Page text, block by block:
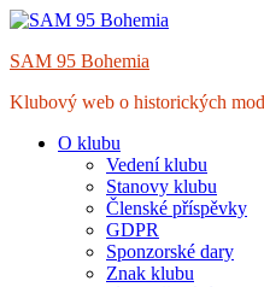
Skip
content
SAM 95 Bohemia
Klubový web o historických
O klubu
Vedení klubu
Stanovy klubu
Členské příspěvky
GDPR
Sponzorské dary
Znak klubu